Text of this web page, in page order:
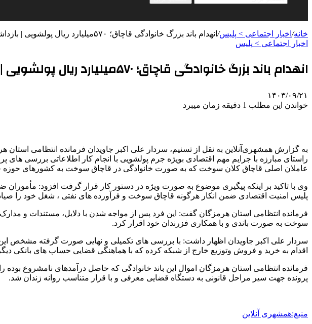
خانه/ اخبار اجتماعی > پليس/ انهدام باند بزرگ خانوادگی قاچاق؛ ۵۷۰میلیارد ریال پولشویی | بازداشت عامل اصلی؛ اعترافات متهم
اخبار اجتماعی > پليس
انهدام باند بزرگ خانوادگی قاچاق؛ ۵۷۰میلیارد ریال پولشویی | بازداشت عامل اصلی؛ اعترافات متهم
۱۴۰۳/۰۹/۲۱
خواندن این مطلب 1 دقیقه زمان میبرد
به گزارش همشهری‌آنلاین به نقل از تسنیم، سردار علی اکبر جاویدان فرمانده انتظامی
راستای مبارزه با جرایم مهم اقتصادی بویژه جرم پولشویی با انجام کار اطلاعاتی
عاملان اصلی قاچاق کلان سوخت که به صورت خانوادگی در قاچاق سوخت به کشورهای حوزه
وی با تاکید بر اینکه پیگیری موضوع به صورت ویژه در دستور کار قرار گرفت افزود:
پلیس امنیت اقتصادی ضمن انکار هرگونه قاچاق سوخت و فرآورده های نفتی ، شغل خود را
فرمانده انتظامی استان هرمزگان گفت: این فرد پس از مواجه شدن با دلایل، مستندات و
سوخت به صورت باندی و با همکاری فزرندان خود اقرار کرد.
اقدام به خرید و فروش وتوزیع خارج از شبکه کرده که با هماهنگی قضایی حساب های بانکی
پرونده جهت سیر مراحل قانونی به دستگاه قضایی معرفی و با قرار متناسب روانه زندان شد.
منبع:همشهری آنلاین